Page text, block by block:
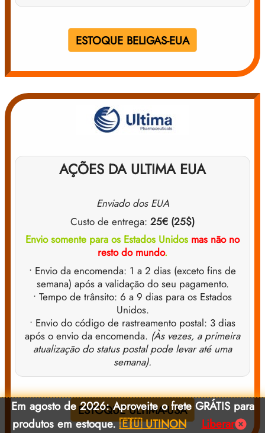
Em agosto de 2026: Aproveite o frete GRÁTIS para
produtos em estoque.🇪🇺 UTINON Liberar
ESTOQUE BELIGAS-EUA
AÇÕES DA ULTIMA EUA
Enviado dos EUA
Custo de entrega: 25€ (25$)
Envio somente para os Estados Unidos mas não no
resto do mundo.
• Envio da encomenda: 1 a 2 dias (exceto fins de
semana) após a validação do seu pagamento.
• Tempo de trânsito: 6 a 9 dias para os Estados
Unidos.
• Envio do código de rastreamento postal: 3 dias
após o envio da encomenda. (Às vezes, a primeira
atualização do status postal pode levar até uma
semana).
ESTOQUE ULTIMA-USA